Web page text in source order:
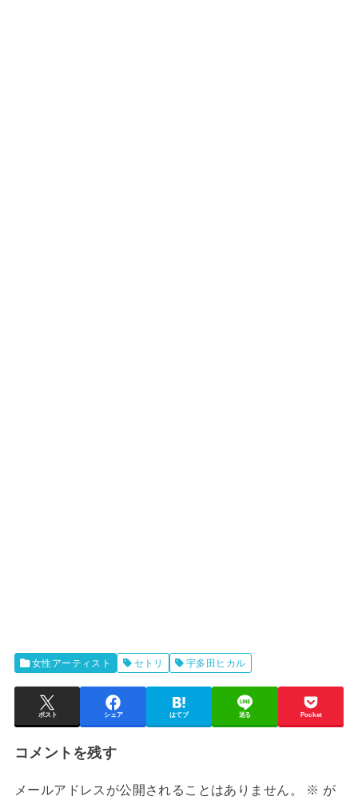
女性アーティスト セトリ 宇多田ヒカル
ポスト シェア はてブ 送る Pocket
コメントを残す
メールアドレスが公開されることはありません。 ※ が